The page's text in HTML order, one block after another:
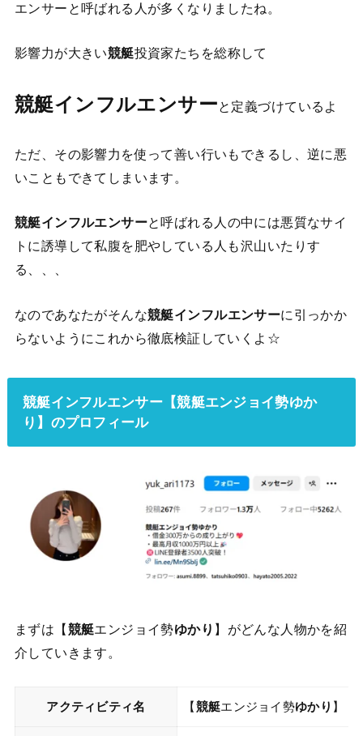
エンサーと呼ばれる人が多くなりましたね。
影響力が大きい競艇投資家たちを総称して
競艇インフルエンサーと定義づけているよ
ただ、その影響力を使って善い行いもできるし、逆に悪
いこともできてしまいます。
競艇インフルエンサーと呼ばれる人の中には悪質なサイ
トに誘導して私腹を肥やしている人も沢山いたりす
る、、、
なのであなたがそんな競艇インフルエンサーに引っかか
らないようにこれから徹底検証していくよ☆
競艇インフルエンサー【競艇エンジョイ勢ゆか
り】のプロフィール
まずは【競艇エンジョイ勢ゆかり 】がどんな人物かを紹
介していきます。
アクティビティ名 【競艇エンジョイ勢ゆかり 】